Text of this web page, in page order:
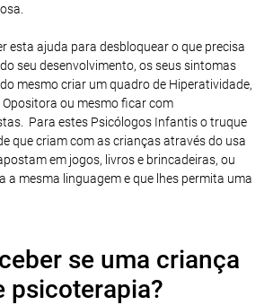
esta ajuda para desbloquear o que precisa
seu desenvolvimento, os seus sintomas
mesmo criar um quadro de Hiperatividade,
ou mesmo ficar com
Para estes Psicólogos Infantis o truque
que criam com as crianças através do usa
em jogos, livros e brincadeiras, ou
a mesma linguagem e que lhes permita uma
se uma criança
psicoterapia?